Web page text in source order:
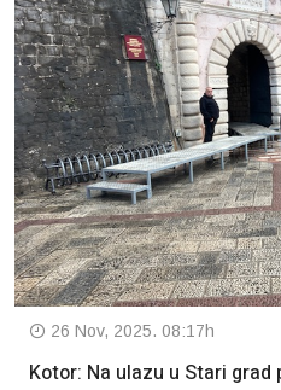
26 Nov, 2025. 08:17h
Kotor: Na ulazu u Stari